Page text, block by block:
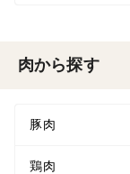
肉から探す
豚肉
鶏肉